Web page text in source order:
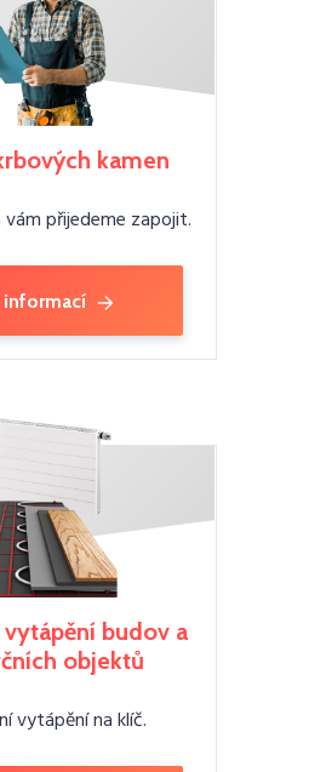
kamen
přijedeme zapojit.
informací
budov a
objektů
vytápění na klíč.